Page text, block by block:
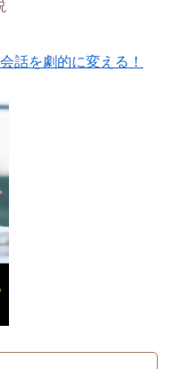
話を劇的に変える！